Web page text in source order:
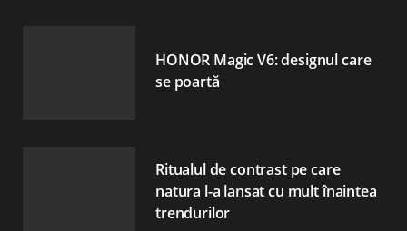
HONOR Magic V6: designul care
se poartă
Ritualul de contrast pe care
natura l-a lansat cu mult înaintea
trendurilor